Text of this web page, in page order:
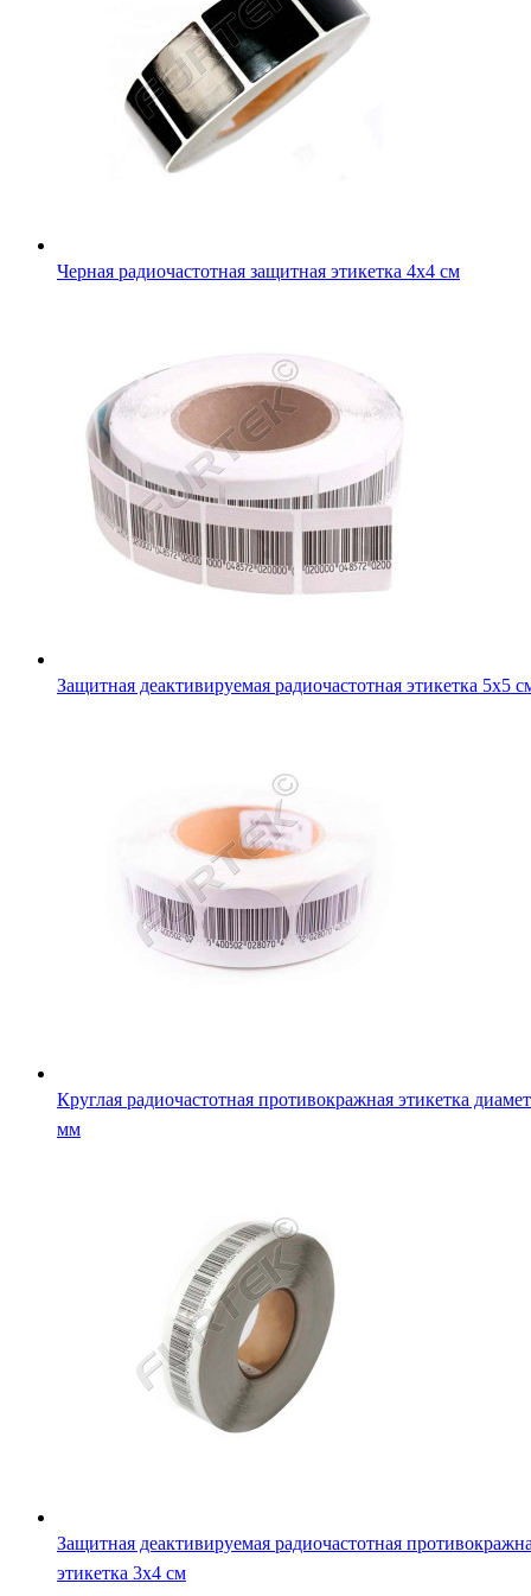
Черная радиочастотная защитная этикетка 4х4 см
Защитная деактивируемая радиочастотная этикетка 5х5
Круглая радиочастотная противокражная этикетка
мм
Защитная деактивируемая радиочастотная
этикетка 3х4 см